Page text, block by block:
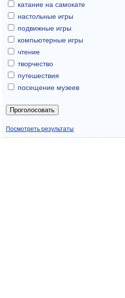
катание на самокате
настольные игры
подвижные игры
компьютерные игры
чтение
творчество
путешествия
посещение музеев
Посмотреть результаты